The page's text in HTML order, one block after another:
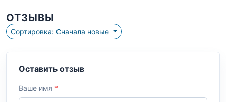
ОТЗЫВЫ
Сортировка: Сначала новые
Оставить отзыв
Ваше имя *